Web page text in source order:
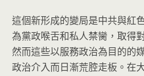
這個新形成的變局是中共與紅
為黨政喉舌和私人禁臠，取得
然而這些以服務政治為目的的
政治介入而日漸荒腔走板。 在